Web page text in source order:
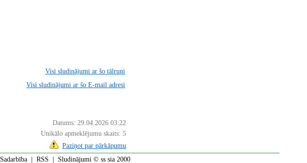
Visi sludinājumi ar šo tālruni
Visi sludinājumi ar šo E-mail adresi
Datums: 29.04.2026 03:22
Unikālo apmeklējumu skaits: 5
Paziņot par pārkāpumu
Sadarbība RSS | Sludinājumi © ss sia 2000